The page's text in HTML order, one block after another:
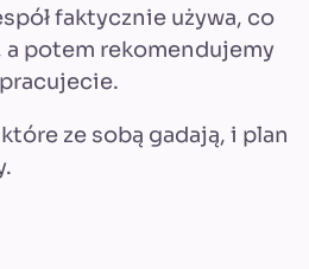
faktycznie używa, co
potem rekomendujemy
ze sobą gadają, i plan